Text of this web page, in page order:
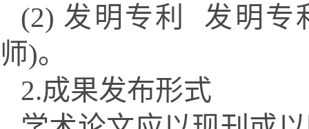
(2) 发明专利 发明专
师)。
2.成果发布形式